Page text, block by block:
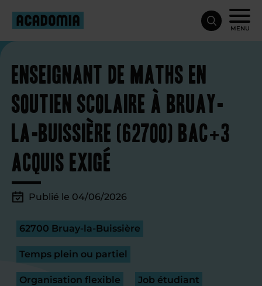
MENU
Enseignant de maths en
soutien scolaire à Bruay-
la-Buissière (62700) Bac+3
acquis exigé
Publié le 04/06/2026
62700 Bruay-la-Buissière
Temps plein ou partiel
Organisation flexible Job étudiant